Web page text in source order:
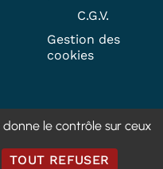
C.G.V.
Gestion des
cookies
le contrôle sur ceux
TOUT REFUSER